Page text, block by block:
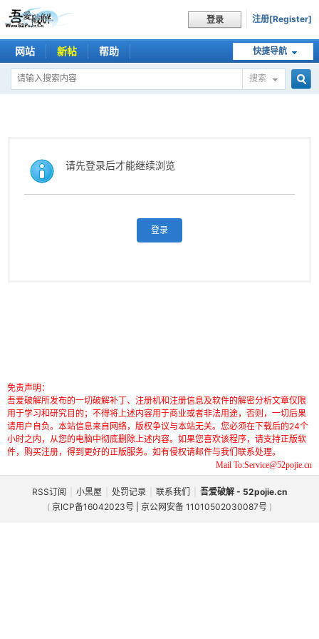
登录 注册[Register]
快捷导航
网站 新帖 帮助
搜索
请先登录后才能继续浏览
登录
免责声明：
吾爱破解所发布的一切破解补丁、注册机和注册信息及软件的解密分析文章仅限
用于学习和研究目的；不得将上述内容用于商业或者非法用途，否则，一切后果
请用户自负。本站信息来自网络，版权争议与本站无关。您必须在下载后的24个
小时之内，从您的电脑中彻底删除上述内容。如果您喜欢该程序，请支持正版软
件，购买注册，得到更好的正版服务。如有侵权请邮件与我们联系处理。
Mail To:Service@52pojie.cn
RSS订阅 小黑屋 处罚记录 联系我们
吾爱破解 - 52pojie.cn
( 京ICP备16042023号 | 京公网安备 11010502030087号 )